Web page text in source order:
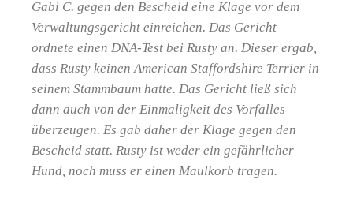
Gabi C. gegen den Bescheid eine Klage vor dem
Verwaltungsgericht einreichen. Das Gericht
ordnete einen DNA-Test bei Rusty an. Dieser ergab,
dass Rusty keinen American Staffordshire Terrier in
seinem Stammbaum hatte. Das Gericht ließ sich
dann auch von der Einmaligkeit des Vorfalles
überzeugen. Es gab daher der Klage gegen den
Bescheid statt. Rusty ist weder ein gefährlicher
Hund, noch muss er einen Maulkorb tragen.